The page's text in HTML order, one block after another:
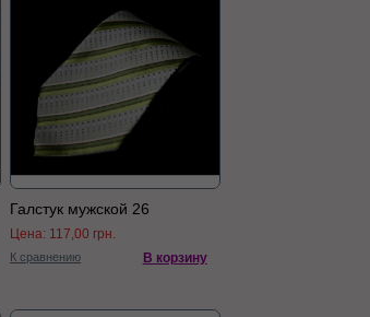
Галстук мужской 26
Цена: 117,00 грн.
К сравнению В корзину